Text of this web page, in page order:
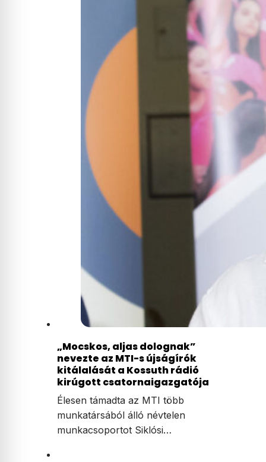
„Mocskos, aljas dolognak”
nevezte az MTI-s újságírók
kitálalását a Kossuth rádió
kirúgott csatornaigazgatója
Élesen támadta az MTI több
munkatársából álló névtelen
munkacsoportot Siklósi…